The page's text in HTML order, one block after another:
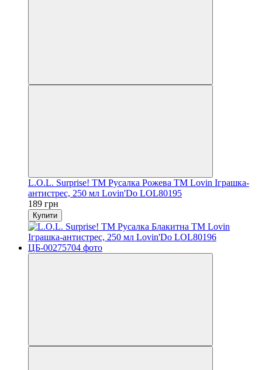
L.O.L. Surprise! TM Русалка Рожева TM Lovin Іграшка-
антистрес, 250 мл Lovin'Do LOL80195
189 грн
Купити